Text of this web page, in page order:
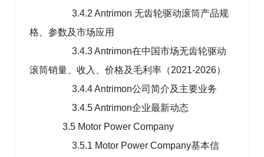
3.4.2 Antrimon 无齿轮驱动滚筒产品规
格、参数及市场应用
3.4.3 Antrimon在中国市场无齿轮驱动
滚筒销量、收入、价格及毛利率（2021-2026）
3.4.4 Antrimon公司简介及主要业务
3.4.5 Antrimon企业最新动态
3.5 Motor Power Company
3.5.1 Motor Power Company基本信